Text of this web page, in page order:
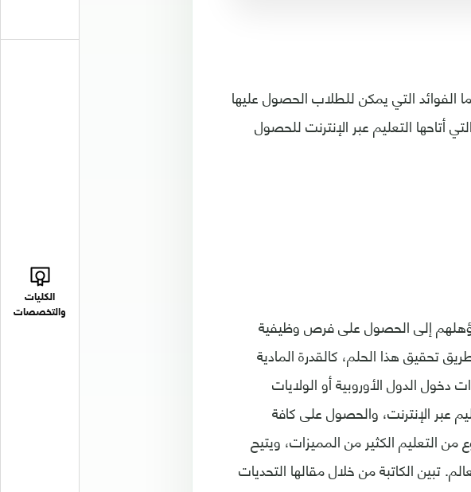
الكليات
والتخصصات
الفوائد التي يمكن للطلاب الحصول عليها
أتاحها التعليم عبر الإنترنت للحصول
يؤهلهم إلى الحصول على فرص وظيفية
تحقيق هذا الحلم، كالقدرة المادية
الدول الأوروبية أو الولايات
عبر الإنترنت، والحصول على كافة
من التعليم الكثير من المميزات، ويتيح
تبين الكاتبة من خلال مقالها التحديات